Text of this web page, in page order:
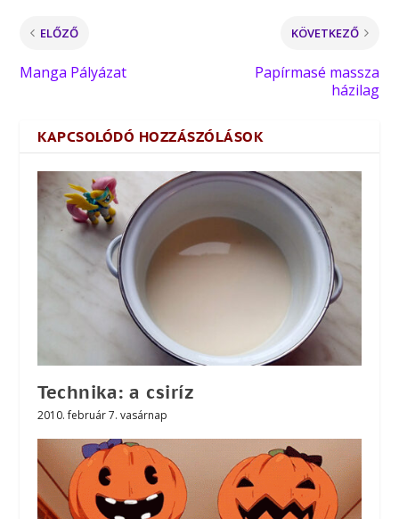
ELŐZŐ
Manga Pályázat
KÖVETKEZŐ
Papírmasé massza
házilag
KAPCSOLÓDÓ HOZZÁSZÓLÁSOK
Technika: a csiríz
2010. február 7. vasárnap